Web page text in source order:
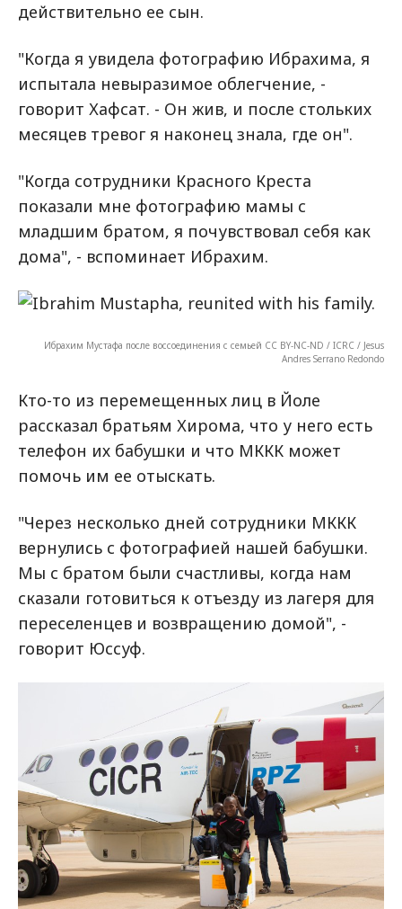
действительно ее сын.
"Когда я увидела фотографию Ибрахима, я
испытала невыразимое облегчение, -
говорит Хафсат. - Он жив, и после стольких
месяцев тревог я наконец знала, где он".
"Когда сотрудники Красного Креста
показали мне фотографию мамы с
младшим братом, я почувствовал себя как
дома", - вспоминает Ибрахим.
Ибрахим Мустафа после воссоединения с семьей CC BY-NC-ND / ICRC / Jesus
Andres Serrano Redondo
Кто-то из перемещенных лиц в Йоле
рассказал братьям Хирома, что у него есть
телефон их бабушки и что МККК может
помочь им ее отыскать.
"Через несколько дней сотрудники МККК
вернулись с фотографией нашей бабушки.
Мы с братом были счастливы, когда нам
сказали готовиться к отъезду из лагеря для
переселенцев и возвращению домой", -
говорит Юссуф.